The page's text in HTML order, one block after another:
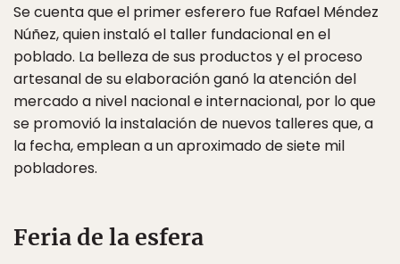
Se cuenta que el primer esferero fue Rafael Méndez
Núñez, quien instaló el taller fundacional en el
poblado. La belleza de sus productos y el proceso
artesanal de su elaboración ganó la atención del
mercado a nivel nacional e internacional, por lo que
se promovió la instalación de nuevos talleres que, a
la fecha, emplean a un aproximado de siete mil
pobladores.
Feria de la esfera